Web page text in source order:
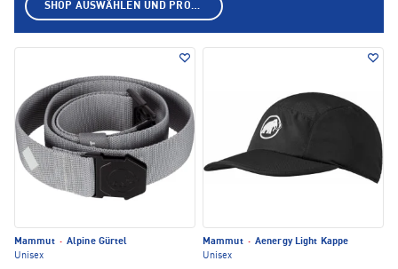
Mammut · Alpine Gürtel
Unisex
Mammut · Aenergy Light Kappe
Unisex
SHOP AUSWÄHLEN UND PRODUKTE ANZEIGEN